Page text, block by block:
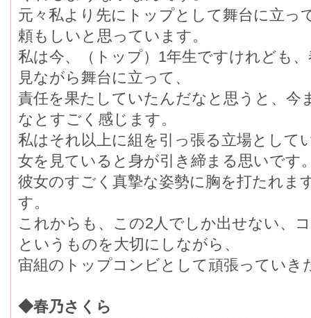
元々私より先にトップとして舞台に立っ
頼もしいと思っています。
私は今、（トップ）1年生ですけれども
見ながら舞台に立って、
責任を果たしていたんだなと思うと、今
なとすごく感じます。
私はそれ以上に組を引っ張る立場として
女を見ていると身が引き締まる思いです
彼女のすごく真摯な姿勢に胸を打たれま
す。
これからも、この2人でしか出せない、
というものを大切にしながら、
宙組のトップコンビとして頑張っていき
◆春乃さくら